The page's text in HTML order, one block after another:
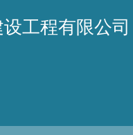
工程有限公司